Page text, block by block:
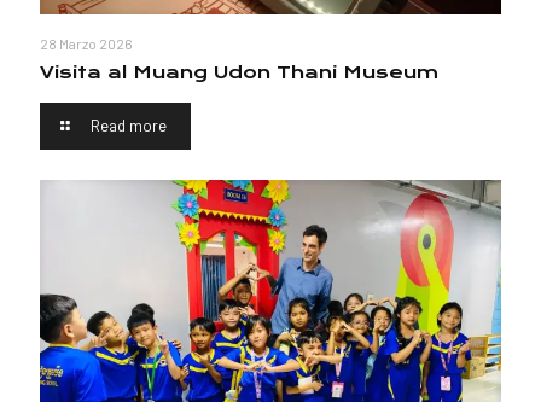
28 Marzo 2026
Visita al Muang Udon Thani Museum
Read more